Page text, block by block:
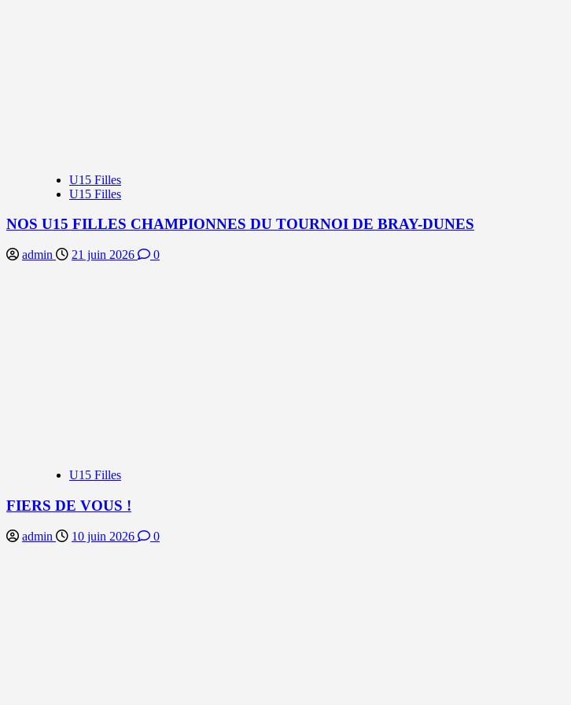
U15 Filles
U15 Filles
NOS U15 FILLES CHAMPIONNES DU TOURNOI DE BRAY-DUNES
admin 21 juin 2026 0
U15 Filles
FIERS DE VOUS !
admin 10 juin 2026 0